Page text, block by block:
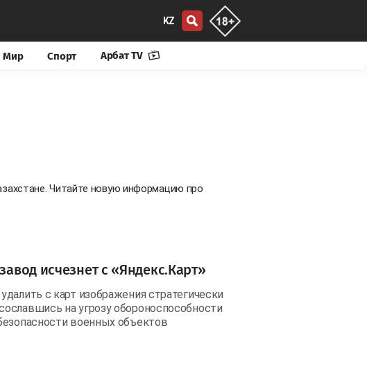
KZ
Мир Спорт Арбат TV
Читайте новую информацию про
исчезнет с «Яндекс.Карт»
с карт изображения стратегически
на угрозу обороноспособности
военных объектов